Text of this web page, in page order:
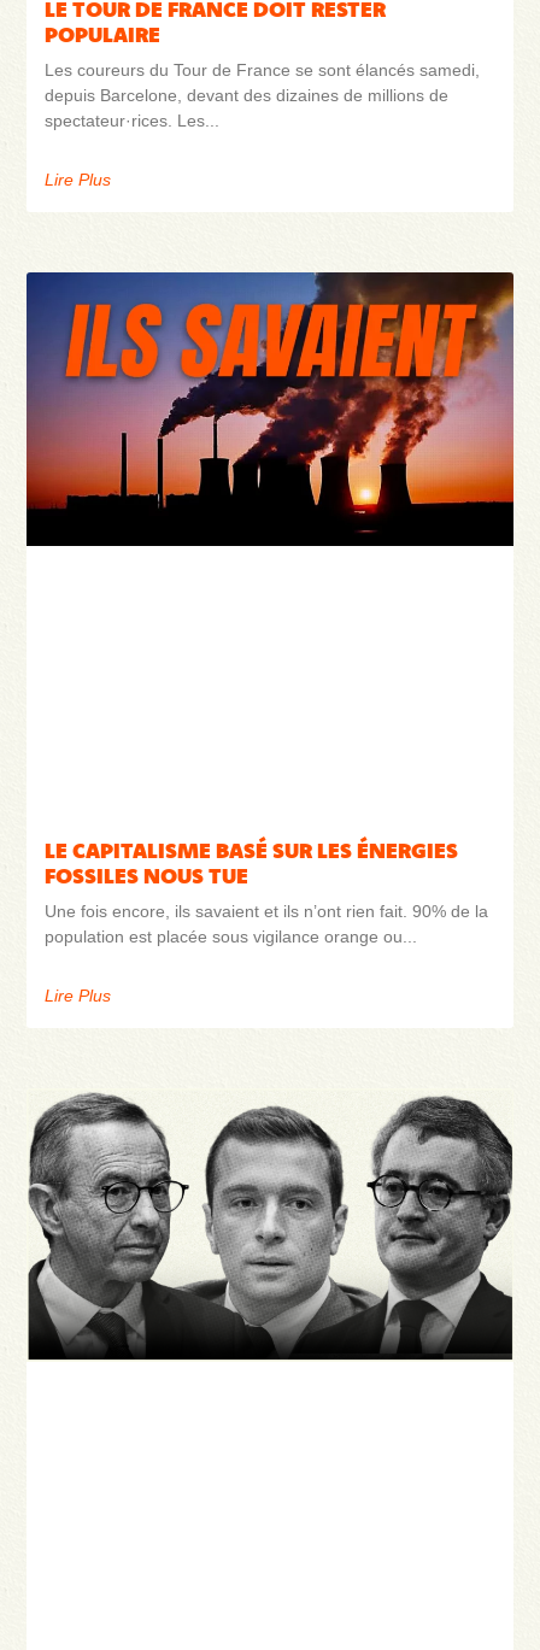
LE TOUR DE FRANCE DOIT RESTER
POPULAIRE
Les coureurs du Tour de France se sont élancés samedi,
depuis Barcelone, devant des dizaines de millions de
spectateur·rices. Les
Lire Plus
LE CAPITALISME BASÉ SUR LES ÉNERGIES
FOSSILES NOUS TUE
Une fois encore, ils savaient et ils n’ont rien fait. 90% de la
population est placée sous vigilance orange ou
Lire Plus